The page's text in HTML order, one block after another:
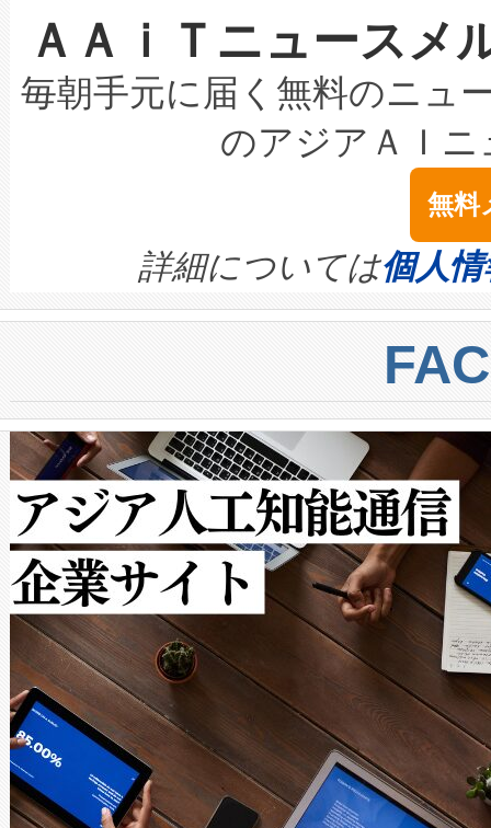
設には、3億～4億ドルかか
最高経営責任者（CEO）であ
す。「当社のfully-connected
ームを利用すれば、6,000万
きます。この効率性は、フェ
持できるよう貢献します。こ
ービスレベル契約（SLA）違
テリー性能の劣化によるダウ
念は、現在データセンターが
ます。 Voltaiq provides a
quality and reliability for AI
BESS stack to ensure battery
centers. Voltaiqは、ai&のAI
からシステム統合、試運転、
クルの各段階のデータを監視
[…]
な環境下でも豊かなディテー
キロメートル範囲を検出
LiDAR for Inspections,
は1535 nmレーザーを搭載。
イズの小径化を実現すること
す。ノーマルモードでは、
ートル先まで検出でき、これ
トに対して約600メートルに
では、反射率10％のターゲッ
で向上し、最大検知距離は
ットだけで最大1キロメート
ルの変電所周囲を監視でき、
作業と点群処理を簡素化でき
Avia 2は、2種類のFOVオプシ
× 80°のノーマルモード、長
ードを切り替えて使用するこ
ることなく、単一のデバイス
うにします。遠距離まで届く
ＡＡｉＴニュース
毎朝手元に届く無料のニュ
のアジアＡＩ
無料
詳細については個人